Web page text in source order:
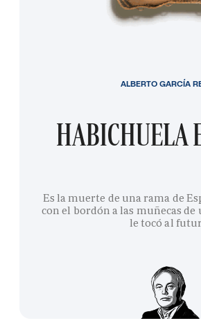
HABICHUELA
Es la muerte de una rama de
con el bordón a las muñecas de
le tocó al
ALBERTO GARCÍA